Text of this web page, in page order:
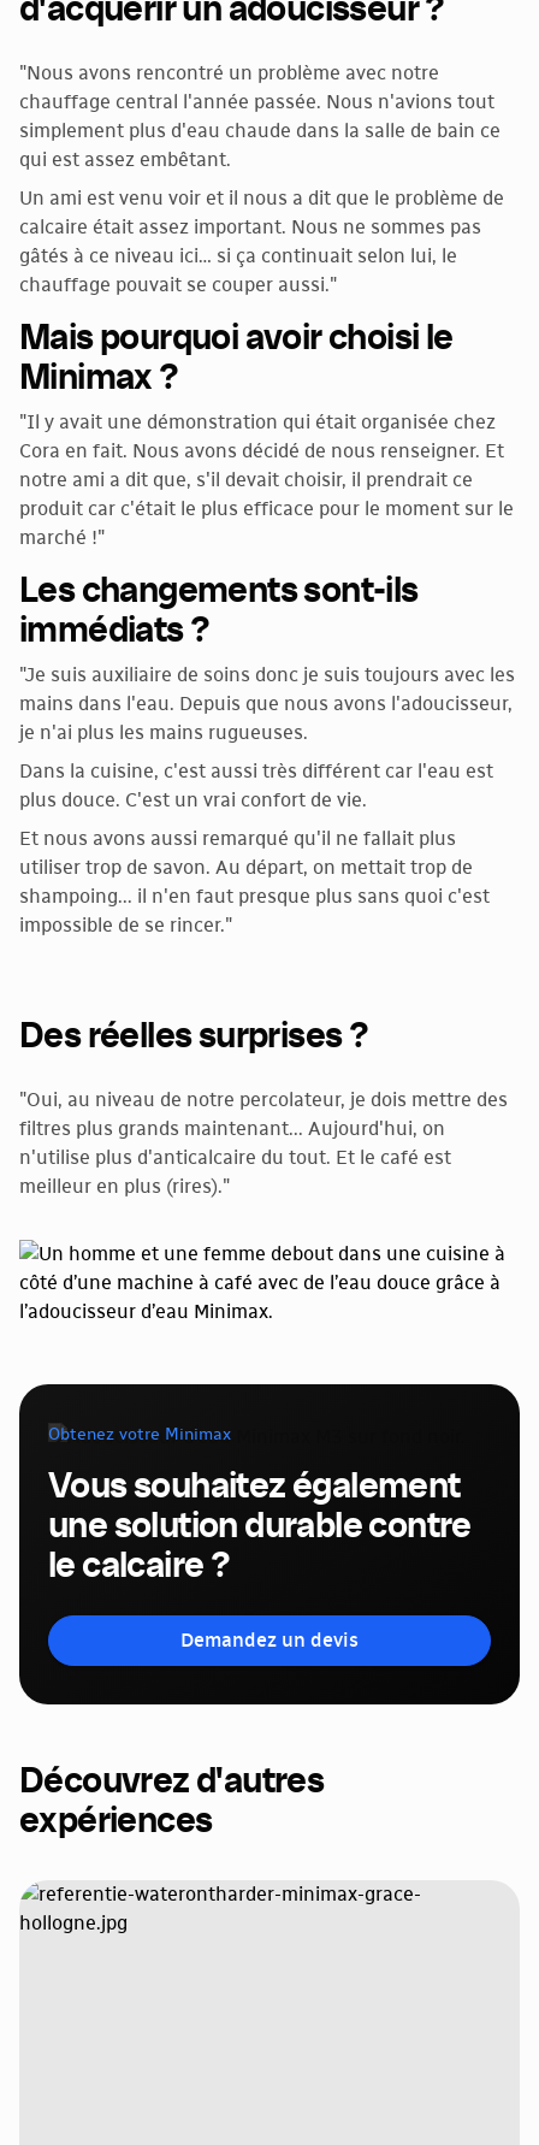
d'acquérir un adoucisseur ?
"Nous avons rencontré un problème avec notre
chauffage central l'année passée. Nous n'avions tout
simplement plus d'eau chaude dans la salle de bain ce
qui est assez embêtant.
Un ami est venu voir et il nous a dit que le problème de
calcaire était assez important. Nous ne sommes pas
gâtés à ce niveau ici… si ça continuait selon lui, le
chauffage pouvait se couper aussi."
Mais pourquoi avoir choisi le
Minimax ?
"Il y avait une démonstration qui était organisée chez
Cora en fait. Nous avons décidé de nous renseigner. Et
notre ami a dit que, s'il devait choisir, il prendrait ce
produit car c'était le plus efficace pour le moment sur le
marché !"
Les changements sont-ils
immédiats ?
"Je suis auxiliaire de soins donc je suis toujours avec les
mains dans l'eau. Depuis que nous avons l'adoucisseur,
je n'ai plus les mains rugueuses.
Dans la cuisine, c'est aussi très différent car l'eau est
plus douce. C'est un vrai confort de vie.
Et nous avons aussi remarqué qu'il ne fallait plus
utiliser trop de savon. Au départ, on mettait trop de
shampoing... il n'en faut presque plus sans quoi c'est
impossible de se rincer."
Des réelles surprises ?
"Oui, au niveau de notre percolateur, je dois mettre des
filtres plus grands maintenant... Aujourd'hui, on
n'utilise plus d'anticalcaire du tout. Et le café est
meilleur en plus (rires)."
Obtenez votre Minimax
Vous souhaitez également
une solution durable contre
le calcaire ?
Demandez un devis
Découvrez d'autres
expériences